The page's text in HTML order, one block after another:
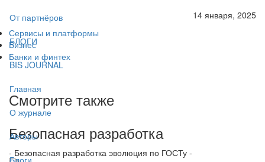
От партнёров
БЛОГИ
BIS JOURNAL
Главная
О журнале
Авторы
Блоги
14 января, 2025
Сервисы и платформы
Бизнес
Банки и финтех
Смотрите также
Безопасная разработка
- Безопасная разработка эволюция по ГОСТу -